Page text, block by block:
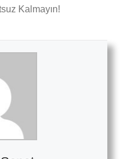
Kalmayın!